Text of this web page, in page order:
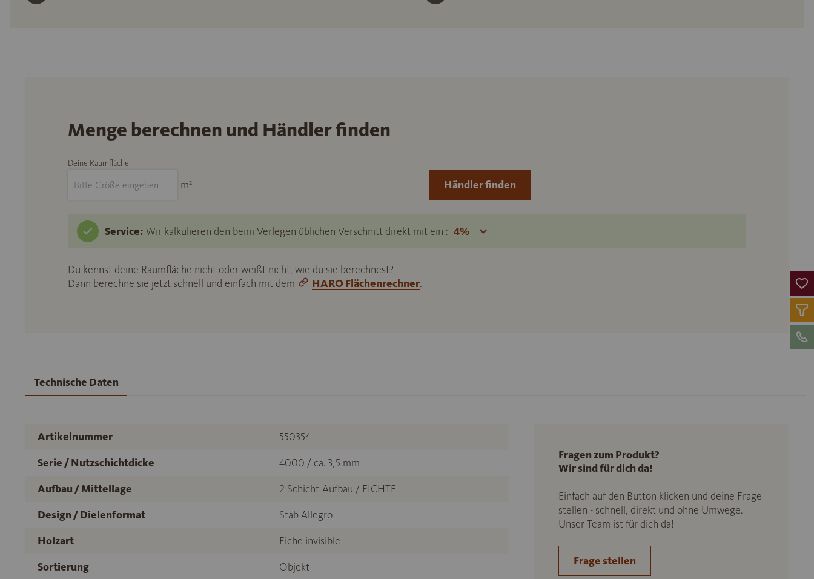
Menge berechnen und Händler finden
Deine Raumfläche
m²
Service: Wir kalkulieren den beim Verlegen üblichen Verschnitt direkt mit ein :
Du kennst deine Raumfläche nicht oder weißt nicht, wie du sie berechnest?
Dann berechne sie jetzt schnell und einfach mit dem
HARO Flächenrechner.
Händler finden
Technische Daten
Artikelnummer
550354
Serie / Nutzschichtdicke
4000 / ca. 3,5 mm
Aufbau / Mittellage
2-Schicht-Aufbau / FICHTE
Design / Dielenformat
Stab Allegro
Holzart
Eiche invisible
Sortierung
Objekt
Fragen zum Produkt?
Wir sind für dich da!
Einfach auf den Button klicken und deine Frage
stellen - schnell, direkt und ohne Umwege.
Unser Team ist für dich da!
Frage stellen